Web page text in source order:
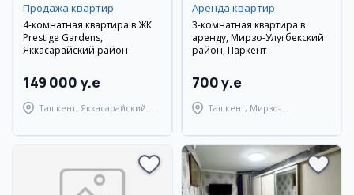
Продажа квартир
4-комнатная квартира в ЖК
Prestige Gardens,
Яккасарайский район
149 000 y.e
Ташкент, Яккасарайский
Аренда квартир
3-комнатная квартира в
аренду, Мирзо-Улугбекский
район, Паркент
700 y.e
Ташкент, Мирзо-